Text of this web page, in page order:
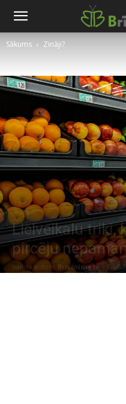
Sākums Zināji?
Lielveikalu triki,
pircēju
Raksta autors Brivbridis.lv - 06/